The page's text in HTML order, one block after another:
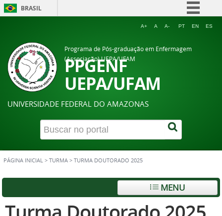
BRASIL
Simplifique!
Legislação
Canais
A+ A A- PT EN ES
Programa de Pós-graduação em Enfermagem
(Associação) UEPA/UFAM
PPGENF
UEPA/UFAM
UNIVERSIDADE FEDERAL DO AMAZONAS
PÁGINA INICIAL > TURMA > TURMA DOUTORADO 2025
MENU